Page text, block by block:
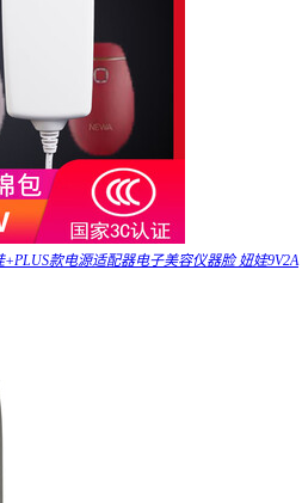
款电源适配器电子美容仪器脸 妞娃9V2A